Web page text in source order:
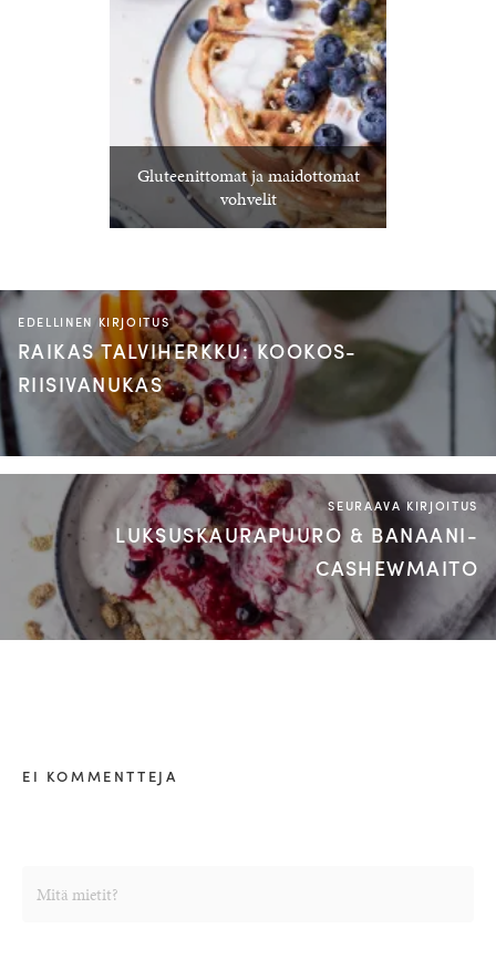
Gluteenittomat ja maidottomat
vohvelit
EDELLINEN KIRJOITUS
RAIKAS TALVIHERKKU: KOOKOS-
RIISIVANUKAS
SEURAAVA KIRJOITUS
LUKSUSKAURAPUURO & BANAANI-
CASHEWMAITO
EI KOMMENTTEJA